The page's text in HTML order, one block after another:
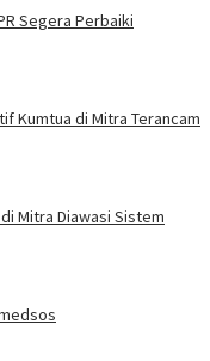
Segera Perbaiki
Kumtua di Mitra Terancam
Mitra Diawasi Sistem